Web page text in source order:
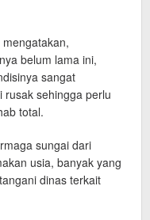
belum lama ini,
sangat
rusak sehingga perlu
total.
sungai dari
usia, banyak yang
dinas terkait